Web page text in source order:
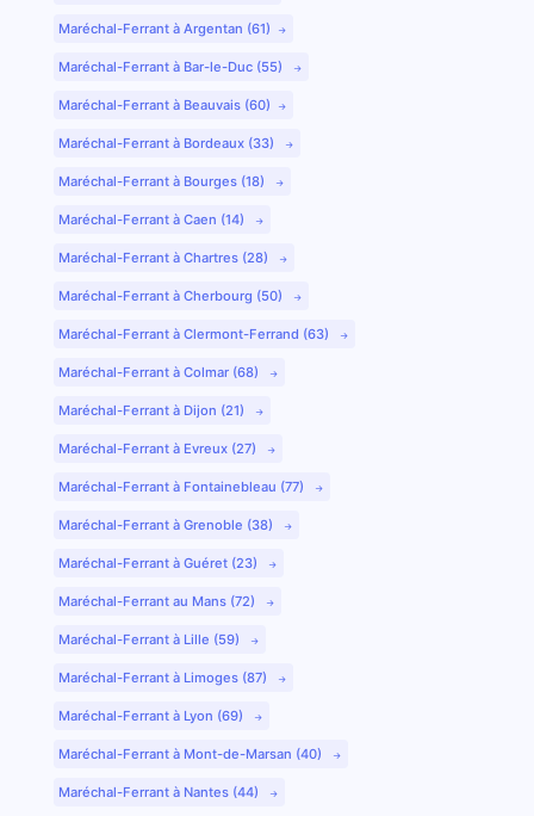
Maréchal-Ferrant à Argentan (61)
Maréchal-Ferrant à Bar-le-Duc (55)
Maréchal-Ferrant à Beauvais (60)
Maréchal-Ferrant à Bordeaux (33)
Maréchal-Ferrant à Bourges (18)
Maréchal-Ferrant à Caen (14)
Maréchal-Ferrant à Chartres (28)
Maréchal-Ferrant à Cherbourg (50)
Maréchal-Ferrant à Clermont-Ferrand (63)
Maréchal-Ferrant à Colmar (68)
Maréchal-Ferrant à Dijon (21)
Maréchal-Ferrant à Evreux (27)
Maréchal-Ferrant à Fontainebleau (77)
Maréchal-Ferrant à Grenoble (38)
Maréchal-Ferrant à Guéret (23)
Maréchal-Ferrant au Mans (72)
Maréchal-Ferrant à Lille (59)
Maréchal-Ferrant à Limoges (87)
Maréchal-Ferrant à Lyon (69)
Maréchal-Ferrant à Mont-de-Marsan (40)
Maréchal-Ferrant à Nantes (44)